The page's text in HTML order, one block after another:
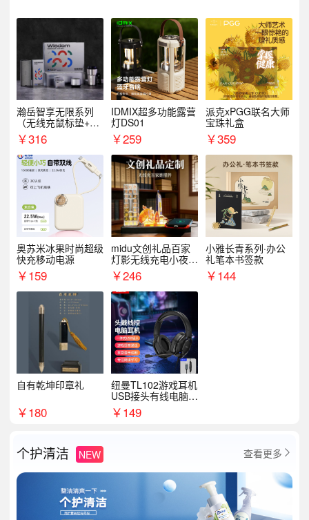
瀚岳智享无限系列
（无线充鼠标垫+飞
利浦音响+乐扣咖啡
杯）
￥316
IDMIX超多功能露营
灯DS01
￥259
派克xPGG联名大师
宝珠礼盒
￥359
奥苏米冰果时尚超级
快充移动电源
￥159
midu文创礼品百家
灯影无线充电小夜灯
纪念礼品定制
￥246
小雅长青系列·办公
礼笔本书签款
￥144
自有乾坤印章礼
￥180
纽曼TL102游戏耳机
USB接头有线电脑耳
机耳麦
￥149
个护清洁 NEW 查看更多 